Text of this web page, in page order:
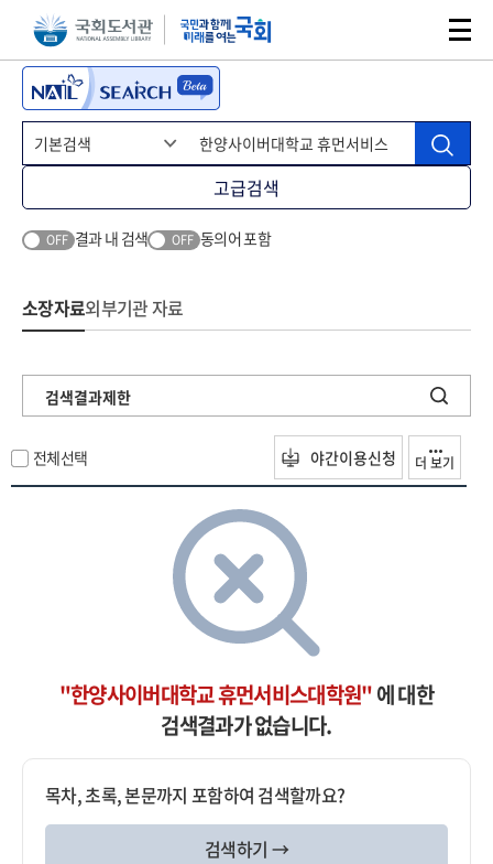
본문 바로가기주메뉴 바로가기
고급검색
OFF 결과 내 검색 OFF 동의어 포함
소장자료외부기관 자료
검색결과제한
전체선택 야간이용신청 더 보기
"한양사이버대학교 휴먼서비스대학원"에 대한
검색결과가 없습니다.
목차, 초록, 본문까지 포함하여 검색할까요?
검색하기 →